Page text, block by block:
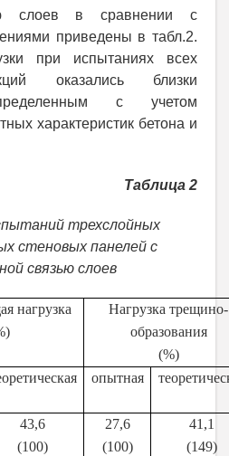
слоев в сравнении с
приведены в табл.2.
при испытаниях всех
оказались близки
с учетом
характеристик бетона и
Таблица 2
трехслойных
стеновых панелей с
связью слоев
нагрузка
Нагрузка трещино-
образования
(%)
опытная
43,6
(100)
27,6
(100)
41,1
(149)